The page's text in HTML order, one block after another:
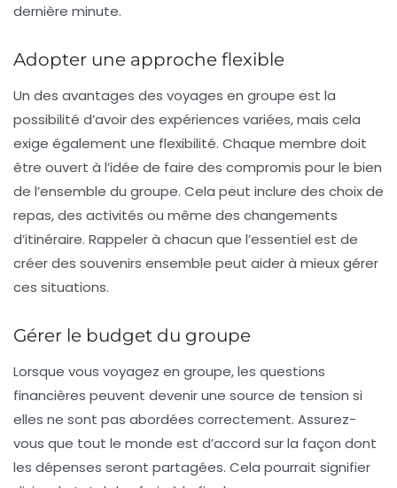
dernière minute.
Adopter une approche flexible
Un des avantages des voyages en groupe est la
possibilité d’avoir des expériences variées, mais cela
exige également une flexibilité. Chaque membre doit
être ouvert à l’idée de faire des compromis pour le bien
de l’ensemble du groupe. Cela peut inclure des choix de
repas, des activités ou même des changements
d’itinéraire. Rappeler à chacun que l’essentiel est de
créer des souvenirs ensemble peut aider à mieux gérer
ces situations.
Gérer le budget du groupe
Lorsque vous voyagez en groupe, les questions
financières peuvent devenir une source de tension si
elles ne sont pas abordées correctement. Assurez-
vous que tout le monde est d’accord sur la façon dont
les dépenses seront partagées. Cela pourrait signifier